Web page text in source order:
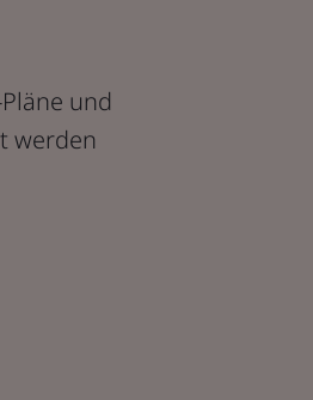
und
werden